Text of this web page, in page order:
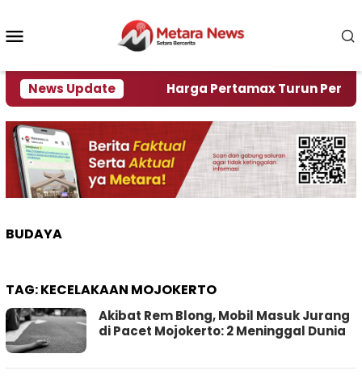
konten
News Update
Krisi Air Harga Pertamax Turun Per Hari
BUDAYA
TAG:KECELAKAAN MOJOKERTO
Akibat Rem Blong, Mobil Masuk Jurang
di Pacet Mojokerto: 2 Meninggal Dunia